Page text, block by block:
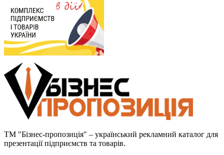
ТМ "Бізнес-пропозиція" – український рекламний каталог для
презентації підприємств та товарів.